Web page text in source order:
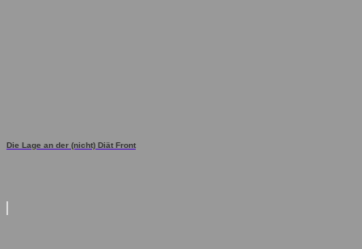
Die Lage an der (nicht) Diät Front